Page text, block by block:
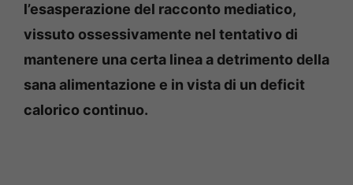
l’esasperazione del racconto mediatico,
vissuto ossessivamente nel tentativo di
mantenere una certa linea a detrimento della
sana alimentazione e in vista di un deficit
calorico continuo.